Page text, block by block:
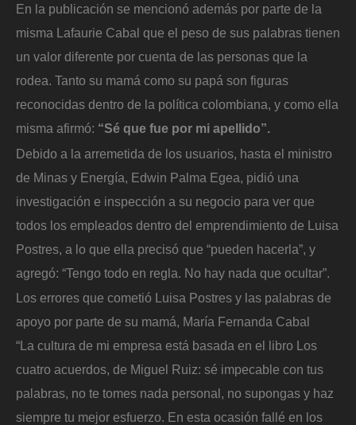
En la publicación se mencionó además por parte de la
misma Lafaurie Cabal que el peso de sus palabras tienen
un valor diferente por cuenta de las personas que la
rodea. Tanto su mamá como su papá son figuras
reconocidas dentro de la política colombiana, y como ella
misma afirmó: “Sé que fue por mi apellido”.
Debido a la arremetida de los usuarios, hasta el ministro
de Minas y Energía, Edwin Palma Egea, pidió una
investigación e inspección a su negocio para ver que
todos los empleados dentro del emprendimiento de Luisa
Postres, a lo que ella precisó que “pueden hacerla”, y
agregó: “Tengo todo en regla. No hay nada que ocultar”.
Los errores que cometió Luisa Postres y las palabras de
apoyo por parte de su mamá, María Fernanda Cabal
“La cultura de mi empresa está basada en el libro Los
cuatro acuerdos, de Miguel Ruiz: sé impecable con tus
palabras, no te tomes nada personal, no supongas y haz
siempre tu mejor esfuerzo. En esta ocasión fallé en los